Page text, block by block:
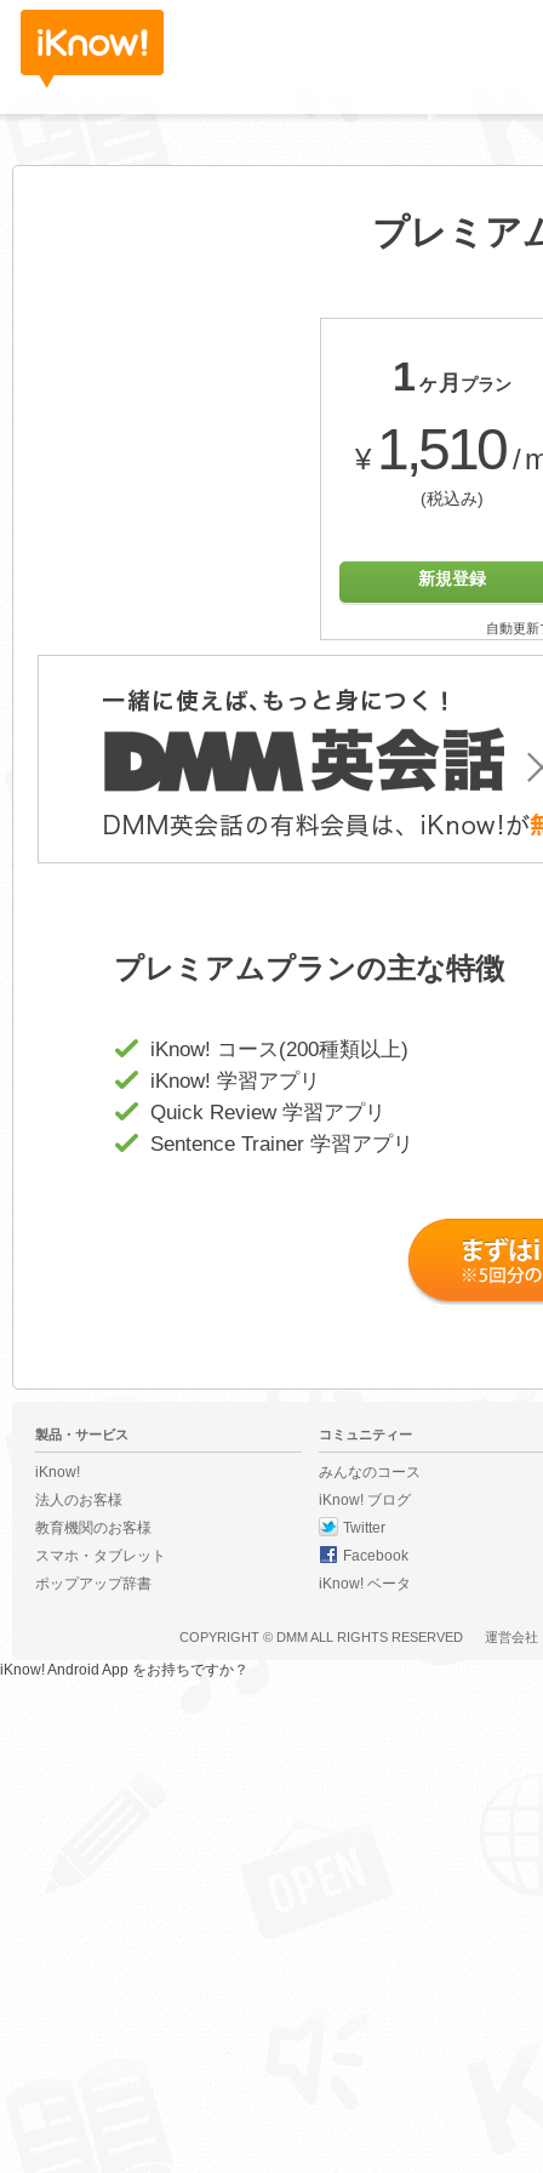
プレミア
1 ヶ月 プラン
¥ 1,510 /
(税込み)
新規登録
自動更新
プレミアムプランの主な特徴
iKnow! コース(200種類以上)
iKnow! 学習アプリ
Quick Review 学習アプリ
Sentence Trainer 学習アプリ
製品・サービス
iKnow!
法人のお客様
教育機関のお客様
スマホ・タブレット
ポップアップ辞書
コミュニティー
みんなのコース
iKnow! ブログ
Twitter
Facebook
iKnow! ベータ
COPYRIGHT © DMMALL RIGHTS RESERVED 運営会社
iKnow! Android App をお持ちですか？